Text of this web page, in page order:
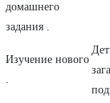
домашнего
задания .
Изучение нового
.